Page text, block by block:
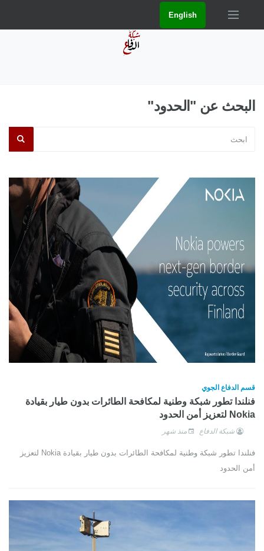
English
البحث عن "الحدود"
قسم الدفاع الجوي
فنلندا تطور شبكة وطنية لمكافحة الطائرات بدون طيار بقيادة
Nokia لتعزيز أمن الحدود
شبكة الدفاع منذ شهر
فنلندا تطور شبكة وطنية لمكافحة الطائرات بدون طيار بقيادة Nokia لتعزيز
أمن الحدود